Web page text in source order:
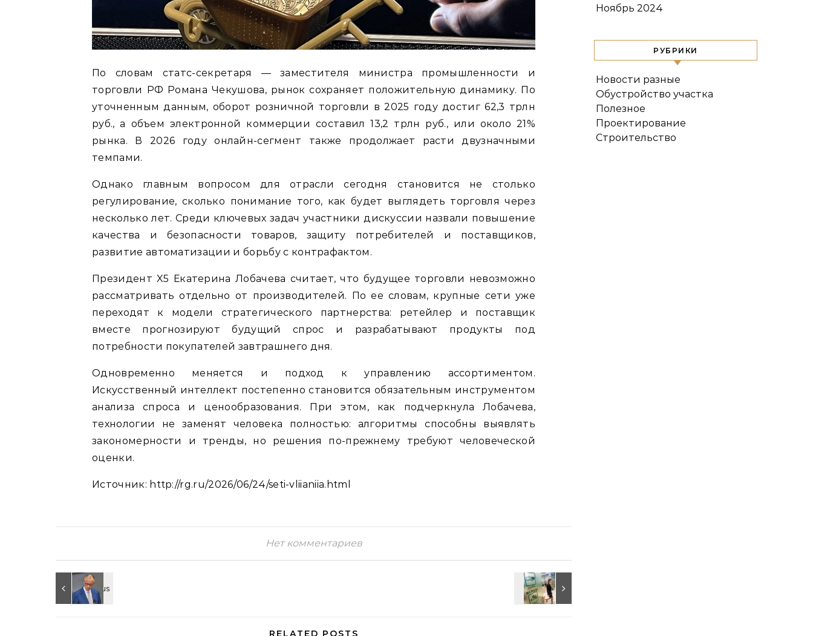
По словам статс-секретаря — заместителя министра промышленности и
торговли РФ Романа Чекушова, рынок сохраняет положительную динамику. По
уточненным данным, оборот розничной торговли в 2025 году достиг 62,3 трлн
руб., а объем электронной коммерции составил 13,2 трлн руб., или около 21%
рынка. В 2026 году онлайн-сегмент также продолжает расти двузначными
темпами.
Однако главным вопросом для отрасли сегодня становится не столько
регулирование, сколько понимание того, как будет выглядеть торговля через
несколько лет. Среди ключевых задач участники дискуссии назвали повышение
качества и безопасности товаров, защиту потребителей и поставщиков,
развитие автоматизации и борьбу с контрафактом.
Президент X5 Екатерина Лобачева считает, что будущее торговли невозможно
рассматривать отдельно от производителей. По ее словам, крупные сети уже
переходят к модели стратегического партнерства: ретейлер и поставщик
вместе прогнозируют будущий спрос и разрабатывают продукты под
потребности покупателей завтрашнего дня.
Одновременно меняется и подход к управлению ассортиментом.
Искусственный интеллект постепенно становится обязательным инструментом
анализа спроса и ценообразования. При этом, как подчеркнула Лобачева,
технологии не заменят человека полностью: алгоритмы способны выявлять
закономерности и тренды, но решения по-прежнему требуют человеческой
оценки.
Источник: http://rg.ru/2026/06/24/seti-vliianiia.html
Нет комментариев
RELATED POSTS
Ноябрь 2024
РУБРИКИ
Новости разные
Обустройство участка
Полезное
Проектирование
Строительство